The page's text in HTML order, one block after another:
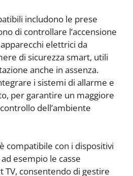
includono le prese
di controllare l’accensione
elettrici da
di sicurezza smart, utili
anche in assenza.
i sistemi di allarme e
per garantire un maggiore
dell’ambiente
compatibile con i dispositivi
esempio le casse
TV, consentendo di gestire